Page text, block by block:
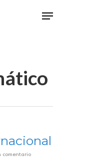
comentario